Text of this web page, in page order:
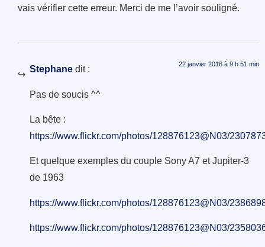
vais vérifier cette erreur. Merci de me l’avoir souligné.
Stephane dit : 22 janvier 2016 à 9 h 51 min
Pas de soucis ^^
La bête :
https://www.flickr.com/photos/128876123@N03/
Et quelque exemples du couple Sony A7 et Jupiter-3
de 1963
https://www.flickr.com/photos/128876123@N03/
https://www.flickr.com/photos/128876123@N03/